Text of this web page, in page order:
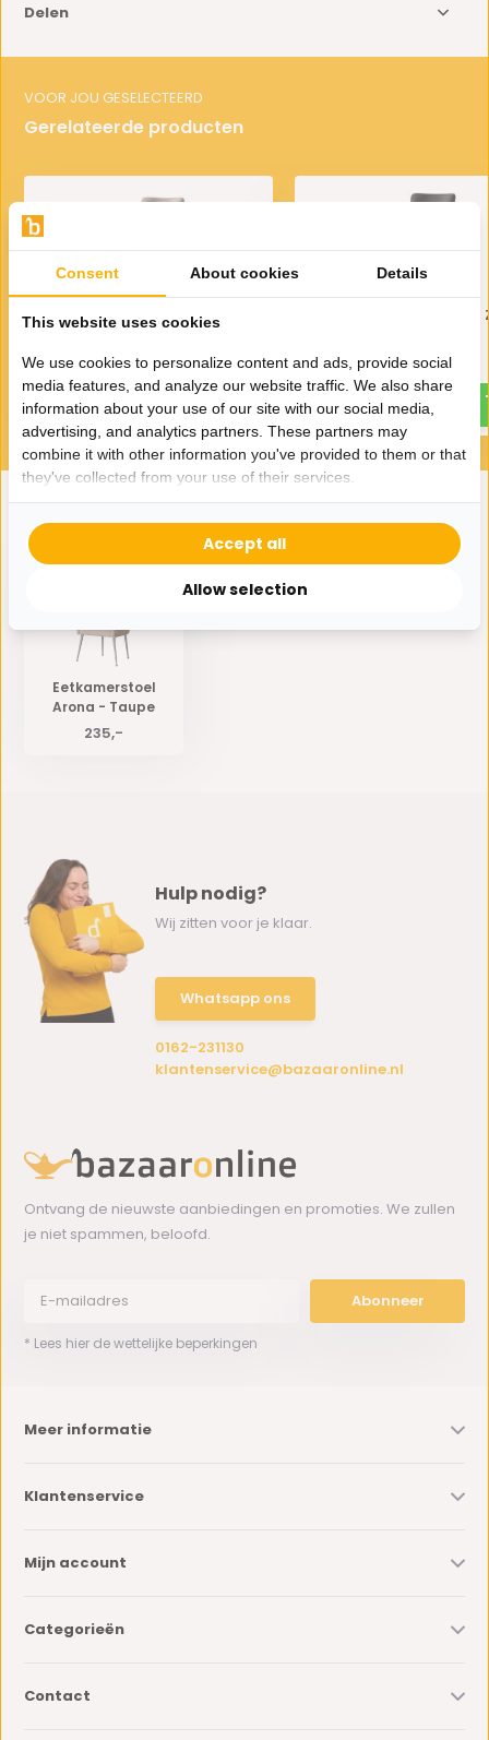
Delen
VOOR JOU GESELECTEERD
Gerelateerde producten
Eetkamerstoel Arona - Taupe
/ goud
235,-
Eetkamerstoel Arona -
235,-
Eerder bekeken door jou
Eetkamerstoel
Arona - Taupe
235,-
Hulp nodig?
Wij zitten voor je klaar.
Whatsapp ons
0162-231130
klantenservice@bazaaronline.nl
Ontvang de nieuwste aanbiedingen en promoties. We zullen
je niet spammen, beloofd.
Abonneer
* Lees hier de wettelijke beperkingen
Meer informatie
Klantenservice
Mijn account
Categorieën
Contact
Consent About cookies Details
This website uses cookies
We use cookies to personalize content and ads, provide social
media features, and analyze our website traffic. We also share
information about your use of our site with our social media,
advertising, and analytics partners. These partners may
combine it with other information you've provided to them or that
they've collected from your use of their services.
Allow selection
Accept all